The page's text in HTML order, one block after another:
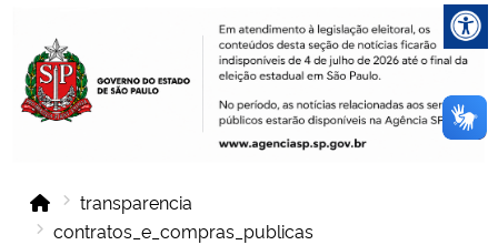
transparencia
contratos_e_compras_publicas